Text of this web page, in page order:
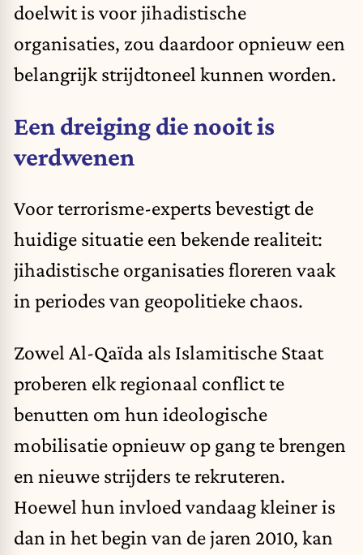
doelwit is voor jihadistische
organisaties, zou daardoor opnieuw een
belangrijk strijdtoneel kunnen worden.
Een dreiging die nooit is
verdwenen
Voor terrorisme-experts bevestigt de
huidige situatie een bekende realiteit:
jihadistische organisaties floreren vaak
in periodes van geopolitieke chaos.
Zowel Al-Qaïda als Islamitische Staat
proberen elk regionaal conflict te
benutten om hun ideologische
mobilisatie opnieuw op gang te brengen
en nieuwe strijders te rekruteren.
Hoewel hun invloed vandaag kleiner is
dan in het begin van de jaren 2010, kan